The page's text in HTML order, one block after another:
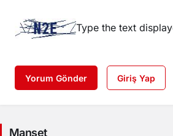
Type the text
Yorum Gönder Giriş Yap
Manşet